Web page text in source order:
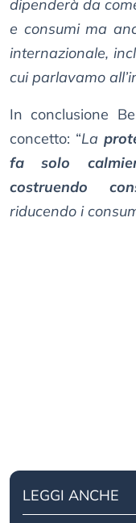
dipenderà da
e consumi ma
internazionale,
cui parlavamo
In conclusione
concetto: “La
fa solo
costruendo
riducendo i
LEGGI ANCHE